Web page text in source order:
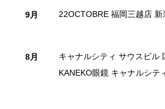
9月 22OCTOBRE 福岡三越店 新
8月
キャナルシティ サウスビル
KANEKO眼鏡 キャナルシテ